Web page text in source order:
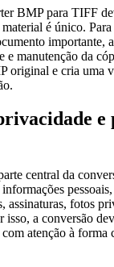
BMP para TIFF
é único.
importante,
e manutenção da
original e cria uma
e
central da
assinaturas, fotos
isso, a conversão
atenção à forma